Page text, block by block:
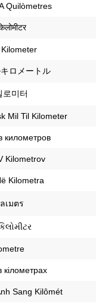
Quilòmetres
ロメートル
로미터
Mil Til Kilometer
километров
Kilometrov
Kilometra
เมตร
Sang Kilômét